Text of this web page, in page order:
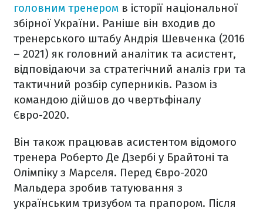
головним тренером в історії національної
збірної України. Раніше він входив до
тренерського штабу Андрія Шевченка (2016
– 2021) як головний аналітик та асистент,
відповідаючи за стратегічний аналіз гри та
тактичний розбір суперників. Разом із
командою дійшов до чвертьфіналу
Євро-2020.
Він також працював асистентом відомого
тренера Роберто Де Дзербі у Брайтоні та
Олімпіку з Марселя. Перед Євро-2020
Мальдера зробив татуювання з
українським тризубом та прапором. Після